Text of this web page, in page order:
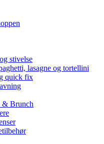
stivelse
lasagne og tortellini
quick fix
& Brunch